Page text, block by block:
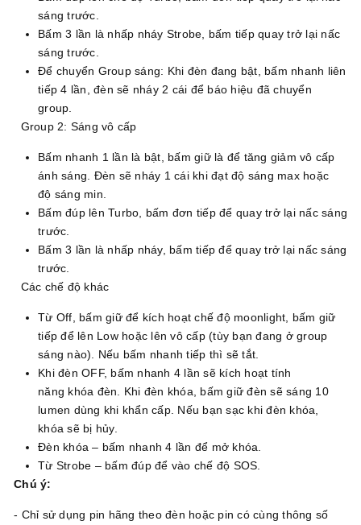
sáng trước.
Bấm 3 lần là nhấp nháy Strobe, bấm tiếp quay trở lại nấc
sáng trước.
Để chuyển Group sáng: Khi đèn đang bật, bấm nhanh liên
tiếp 4 lần, đèn sẽ nháy 2 cái để báo hiệu đã chuyển
group.
Group 2: Sáng vô cấp
Bấm nhanh 1 lần là bật, bấm giữ là để tăng giảm vô cấp
ánh sáng. Đèn sẽ nháy 1 cái khi đạt độ sáng max hoặc
độ sáng min.
Bấm đúp lên Turbo, bấm đơn tiếp để quay trở lại nấc sáng
trước.
Bấm 3 lần là nhấp nháy, bấm tiếp để quay trở lại nấc sáng
trước.
Các chế độ khác
Từ Off, bấm giữ để kích hoạt chế độ moonlight, bấm giữ
tiếp để lên Low hoặc lên vô cấp (tùy bạn đang ở group
sáng nào). Nếu bấm nhanh tiếp thì sẽ tắt.
Khi đèn OFF, bấm nhanh 4 lần sẽ kích hoạt tính
năng khóa đèn. Khi đèn khóa, bấm giữ đèn sẽ sáng 10
lumen dùng khi khẩn cấp. Nếu bạn sạc khi đèn khóa,
khóa sẽ bị hủy.
Đèn khóa – bấm nhanh 4 lần để mở khóa.
Từ Strobe – bấm đúp để vào chế độ SOS.
Chú ý:
- Chỉ sử dụng pin hãng theo đèn hoặc pin có cùng thông số